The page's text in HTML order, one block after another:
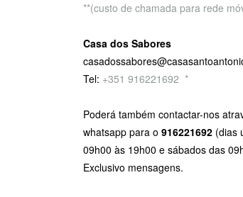
**(custo de chamada para rede
Casa dos Sabores
Tel: +351 916221692 *
Poderá também contactar-nos
whatsapp para o 916221692 (dias
09h00 às 19h00 e sábados das
Exclusivo mensagens.